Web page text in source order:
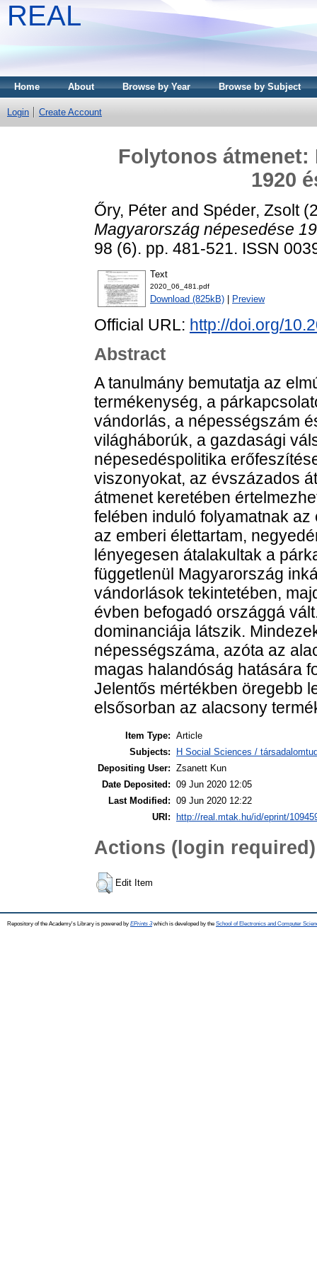
REAL
Home About Browse by Year Browse by Subject
Login Create Account
Folytonos átmenet:
1920
Őry, Péter and Spéder, Zsolt
Magyarország népesedése
98 (6). pp. 481-521. ISSN
Text
2020_06_481.pdf
Download (825kB) Preview
Official URL: http://doi.org/
Abstract
A tanulmány bemutatja az
termékenység, a
vándorlás, a népességszám
világháborúk, a gazdasági
népesedéspolitika
viszonyokat, az évszázados
átmenet keretében
felében induló folyamatnak
az emberi élettartam,
lényegesen átalakultak a
függetlenül Magyarország
vándorlások tekintetében,
évben befogadó országgá
dominanciája látszik.
népességszáma, azóta az
magas halandóság hatására
Jelentős mértékben öregebb
elsősorban az alacsony
Item Type: Article
Subjects:
H Social Sciences /
Depositing User: Zsanett Kun
Date Deposited: 09 Jun 2020 12:05
Last Modified: 09 Jun 2020 12:22
URI:
http://real.mtak.hu/id/eprint/
Actions (login required)
Edit Item
Repository of the Academy's Library is powered by EPrints 3which is developed by the School of Electronics and Computer